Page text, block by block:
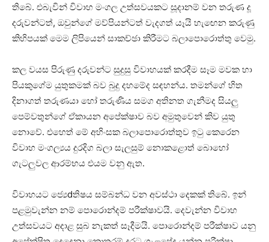
තිබේ. එබැවින් විවාහ මංගල උත්සවයකට සූදානම් වන තරුණ දූ
දරුවන්ටත්, ඔවුන්ගේ මව්පියන්ටත් වැදගත් යෑයි හැඟෙන කරුණු
කිහිපයක්‌ මෙම ලිපියෙන් සාකච්ඡා කිරීමට බලාපොරොත්තු වෙමු.
කල වයස පිරුණු දරුවන්ට සුදුසු විවාහයක්‌ කරදීම සෑම මවක හා
පියකුගේම යුතුකමක්‌ බව බුදු දහමේද සඳහන්ය. තමන්ගේ හිත
දිනාගත් තරුණයා හෝ තරුණිය සමග අතිනත ගැනීමද සියලු
පෙම්වතුන්ගේ ඒකායන අපේක්‌ෂාව බව අමුතුවෙන් කිව යුතු
නොවේ. එහෙත් මේ අහිංසක බලාපොරොත්තුව ඉටු කෙරෙන
විවාහ මංගල්‍යය දුරදිග බලා සැලසුම් නොකළොත් බොහෝ
ගැටලුවල ආරම්භය එයම වනු ඇත.
විවාහයට ජ්‍යෙdතිෂය සම්බන්ධ වන අවස්‌ථා දෙකක්‌ තිබේ. ඉන්
පළමුවැන්න නම් පොරොන්දම් පරීක්‌ෂාවයි. දෙවැන්න විවාහ
උත්සවයට අදාළ සුබ නැකත් සෑදීමයි. පොරොන්දම් පරීක්‌ෂාව යනු